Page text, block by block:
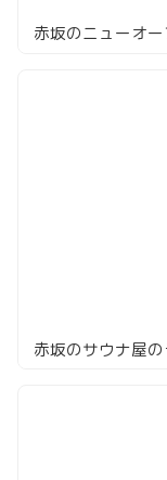
赤坂のニューオ